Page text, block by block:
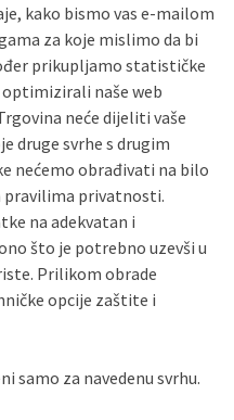
kako bismo vas e-mailom
za koje mislimo da bi
prikupljamo statističke
naše web
neće dijeliti vaše
druge svrhe s drugim
nećemo obrađivati na bilo
pravilima privatnosti.
na adekvatan i
što je potrebno uzevši u
Prilikom obrade
opcije zaštite i
samo za navedenu svrhu.